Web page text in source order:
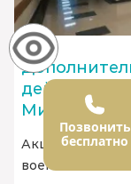
Акция
военных МО РФ
Позвонить
бесплатно